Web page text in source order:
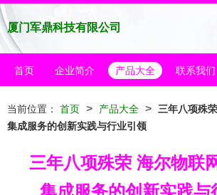
厦门军鼎科技有限公司
首页 企业简介 产品大全 联系我们
当前位置： 首页 > 产品大全 >
三年八项殊
集成服务的创新实践与行业引领
三年八项殊荣 海尔物联
集成服务的创新实践与